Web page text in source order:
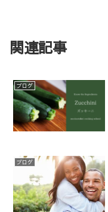
関連記事
ブログ
ブログ